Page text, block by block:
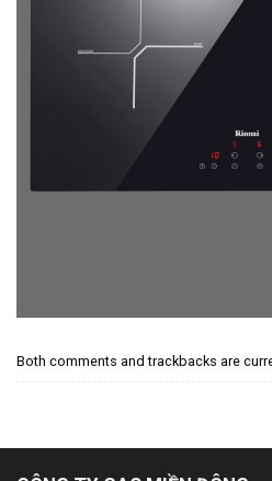
Both comments and trackbacks are